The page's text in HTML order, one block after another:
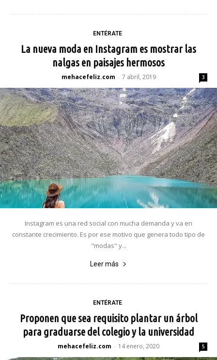
ENTÉRATE
La nueva moda en Instagram es mostrar las
nalgas en paisajes hermosos
mehacefeliz.com - 7 abril, 2019 3
Instagram es una red social con mucha demanda y va en
constante crecimiento. Es por ese motivo que genera todo tipo de
"modas" y...
Leer más
ENTÉRATE
Proponen que sea requisito plantar un árbol
para graduarse del colegio y la universidad
mehacefeliz.com - 14 enero, 2020 5